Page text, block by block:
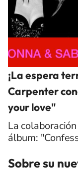
¡La espera
Carpenter
your love"
La
álbum:
Sobre su